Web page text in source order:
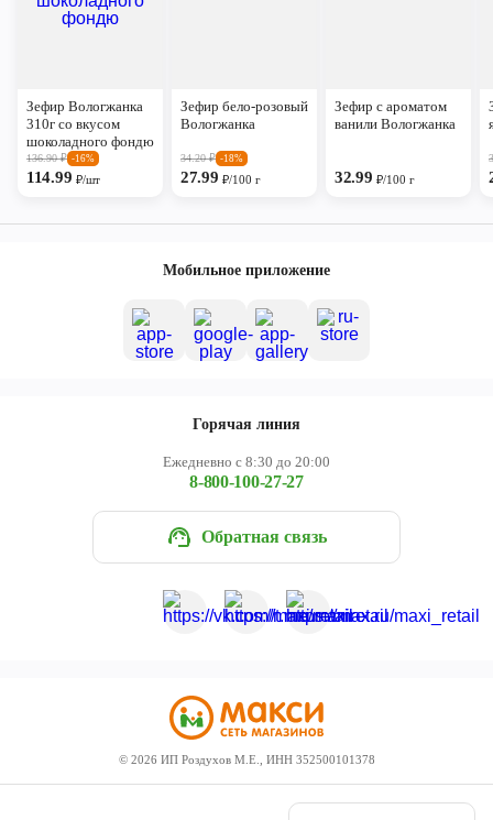
Зефир Вологжанка
310г со вкусом
шоколадного фондю
136.90₽ -16%
114.99 ₽/шт
Зефир бело-розовый
Вологжанка
34.20₽ -18%
27.99₽/100 г
Зефир с ароматом
ванили Вологжанка
32.99₽/100 г
Мобильное приложение
Горячая линия
Ежедневно с 8:30 до 20:00
8-800-100-27-27
Обратная связь
© 2026 ИП Роздухов М.Е., ИНН 352500101378